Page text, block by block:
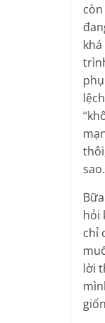
hỏi
chỉ
lời